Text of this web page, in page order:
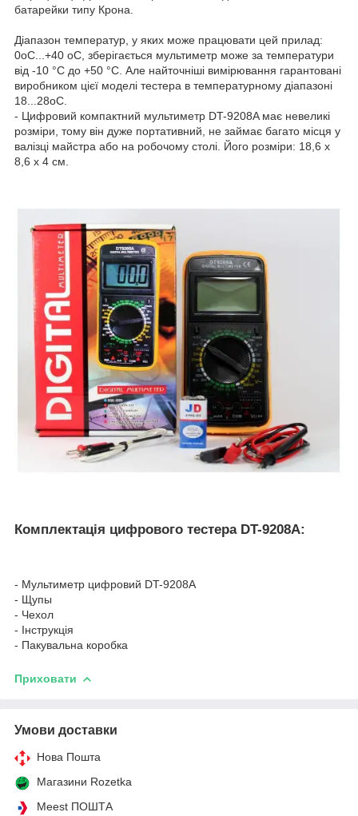
батарейки типу Крона.
Діапазон температур, у яких може працювати цей прилад:
0oС...+40 oС, зберігається мультиметр може за температури
від -10 °C до +50 °C. Але найточніші вимірювання гарантовані
виробником цієї моделі тестера в температурному діапазоні
18...28oС.
- Цифровий компактний мультиметр DT-9208A має невеликі
розміри, тому він дуже портативний, не займає багато місця у
валізці майстра або на робочому столі. Його розміри: 18,6 х
8,6 х 4 см.
Комплектація цифрового тестера DT-9208A:
- Мультиметр цифровий DT-9208A
- Щупы
- Чехол
- Інструкція
- Пакувальна коробка
Приховати
Умови доставки
Нова Пошта
Магазини Rozetka
Meest ПОШТА